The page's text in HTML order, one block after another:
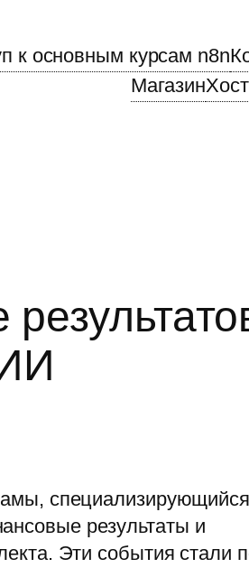
к основным курсам n8n
Магазин
результаты и
Эти события стали